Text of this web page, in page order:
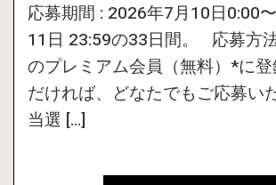
応募期間 : 2026年7月10日0:00
11日 23:59の33日間。 応募方
のプレミアム会員（無料）*に
だければ、どなたでもご応募い
当選 […]